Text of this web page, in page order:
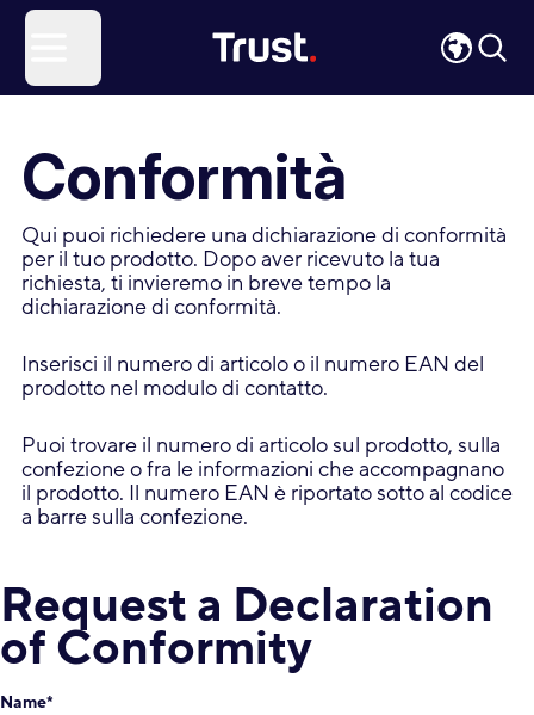
Conformità
Qui puoi richiedere una dichiarazione di conformità
per il tuo prodotto. Dopo aver ricevuto la tua
richiesta, ti invieremo in breve tempo la
dichiarazione di conformità.
Inserisci il numero di articolo o il numero EAN del
prodotto nel modulo di contatto.
Puoi trovare il numero di articolo sul prodotto, sulla
confezione o fra le informazioni che accompagnano
il prodotto. Il numero EAN è riportato sotto al codice
a barre sulla confezione.
Request a Declaration
of Conformity
Name*